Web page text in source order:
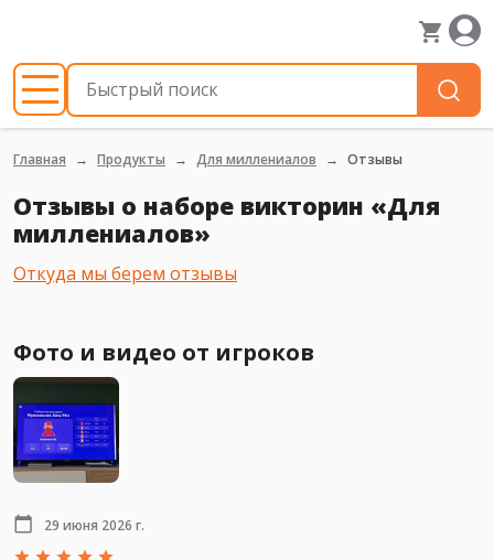
Главная Продукты Для миллениалов Отзывы
Отзывы о наборе викторин «Для
миллениалов»
Откуда мы берем отзывы
Фото и видео от игроков
29 июня 2026 г.